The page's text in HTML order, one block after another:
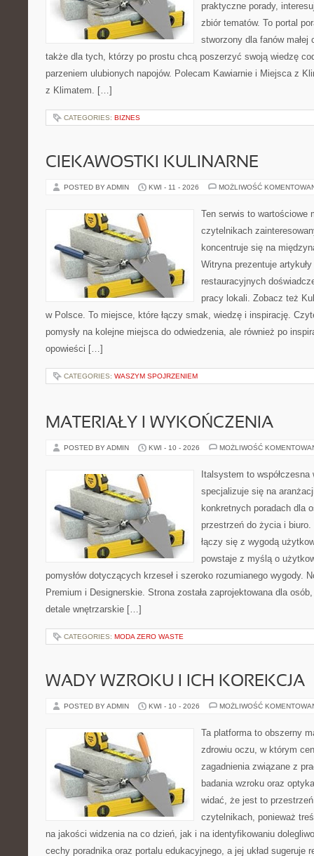
praktyczne porady,
zbiór tematów. To portal
stworzony dla fanów
także dla tych, którzy po prostu chcą poszerzyć swoją wiedzę
parzeniem ulubionych napojów. Polecam Kawiarnie i Miejsca z
z Klimatem. […]
CATEGORIES: BIZNES
CIEKAWOSTKI KULINARNE
POSTED BY ADMIN KWI - 11 - 2026 MOŻLIWOŚĆ
Ten serwis to wartościowe
czytelnikach
koncentruje się na
Witryna prezentuje
restauracyjnych
pracy lokali. Zobacz też
w Polsce. To miejsce, które łączy smak, wiedzę i inspirację.
pomysły na kolejne miejsca do odwiedzenia, ale również po
opowieści […]
CATEGORIES: WASZYM SPOJRZENIEM
MATERIAŁY I WYKOŃCZENIA
POSTED BY ADMIN KWI - 10 - 2026 MOŻLIWOŚĆ
Italsystem to
specjalizuje się na
konkretnych poradach dla
przestrzeń do życia i
łączy się z wygodą
powstaje z myślą o
pomysłów dotyczących krzeseł i szeroko rozumianego wygody.
Premium i Designerskie. Strona została zaprojektowana dla
detale wnętrzarskie […]
CATEGORIES: MODA ZERO WASTE
WADY WZROKU I ICH KOREKCJA
POSTED BY ADMIN KWI - 10 - 2026 MOŻLIWOŚĆ
Ta platforma to obszerny
zdrowiu oczu, w którym
zagadnienia związane z
badania wzroku oraz
widać, że jest to
czytelnikach, ponieważ
na jakości widzenia na co dzień, jak i na identyfikowaniu
cechy poradnika oraz portalu edukacyjnego, a jej układ sugeruje